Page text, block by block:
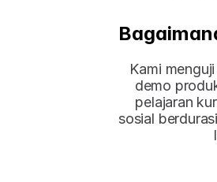
Kami
demo
pelajaran
sosial